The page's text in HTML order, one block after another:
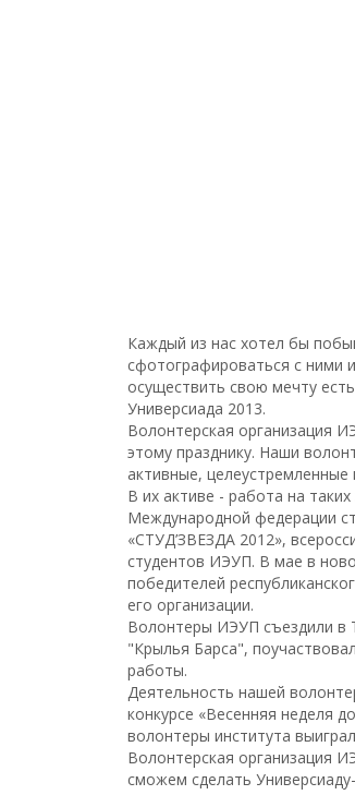
Каждый из нас хотел бы
сфотографироваться с ними
осуществить свою мечту
Универсиада 2013.
Волонтерская организация
этому празднику. Наши
активные,
В их активе - работа на
Международной федерации
«СТУД’ЗВЕЗДА 2012»,
студентов ИЭУП. В мае в
победителей
его организации.
Волонтеры ИЭУП съездили в
"Крылья Барса",
работы.
Деятельность нашей
конкурсе «Весенняя неделя
волонтеры института
Волонтерская организация
сможем сделать